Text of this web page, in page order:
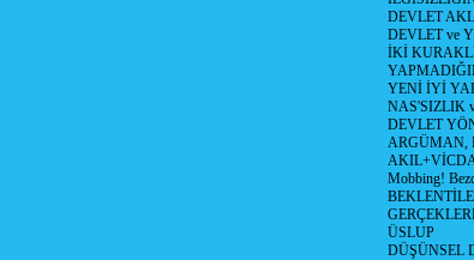
DEVLET
DEVLET ve
İKİ
YENİ İYİ
NAS'SIZLIK
DEVLET
ARGÜMAN,
Mobbing!
ÜSLUP
DÜŞÜNSEL